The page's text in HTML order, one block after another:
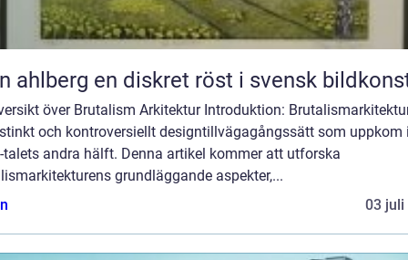
Sten ahlberg en diskret röst i svensk
över Brutalism Arkitektur Introduktion:
och kontroversiellt designtillvägagångssätt som uppkom
talets andra hälft. Denna artikel kommer att utforska
grundläggande aspekter,...
03 juli